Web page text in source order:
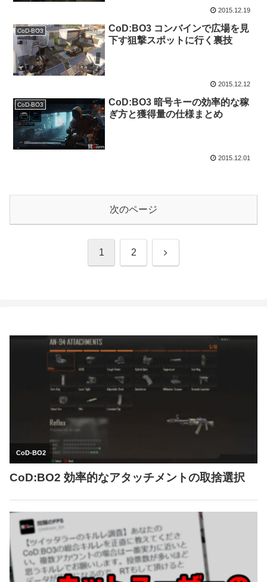
2015.12.19
CoD-BO3
CoD:BO3 コンバインで広場を見
下す狙撃スポットに行く裏技
2015.12.12
CoD-BO3
CoD:BO3 暗号キーの効率的な稼
ぎ方と獲得量の仕様まとめ
2015.12.01
次のページ
1 2 次